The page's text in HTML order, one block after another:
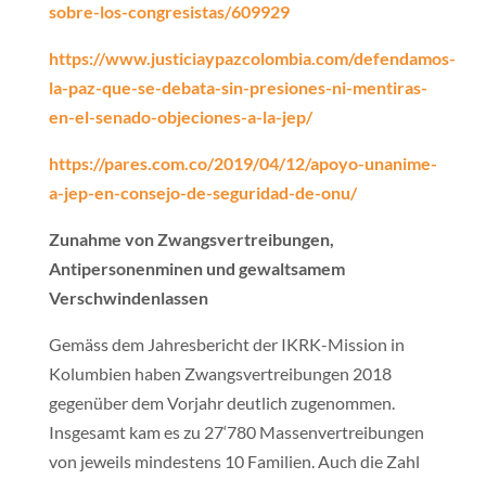
sobre-los-congresistas/609929
https://www.justiciaypazcolombia.com/defendamos-
la-paz-que-se-debata-sin-presiones-ni-mentiras-
en-el-senado-objeciones-a-la-jep/
https://pares.com.co/2019/04/12/apoyo-unanime-
a-jep-en-consejo-de-seguridad-de-onu/
Zunahme von Zwangsvertreibungen,
Antipersonenminen und gewaltsamem
Verschwindenlassen
Gemäss dem Jahresbericht der IKRK-Mission in
Kolumbien haben Zwangsvertreibungen 2018
gegenüber dem Vorjahr deutlich zugenommen.
Insgesamt kam es zu 27‘780 Massenvertreibungen
von jeweils mindestens 10 Familien. Auch die Zahl